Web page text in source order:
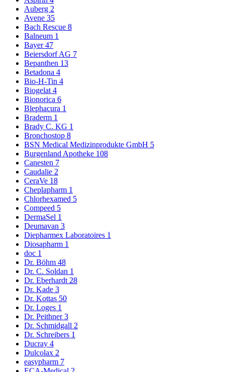
Auberg 2
Avene 35
Bach Rescue 8
Balneum 1
Bayer47
Beiersdorf AG 7
Bepanthen 13
Betadona 4
Bio-H-Tin 4
Biogelat 4
Bionorica 6
Blephacura 1
Braderm 1
Brady C. KG 1
Bronchostop 8
BSN Medical Medizinprodukte GmbH 5
Burgenland Apotheke 108
Canesten 7
Caudalie 2
CeraVe 18
Cheplapharm 1
Chlorhexamed 5
Compeed 5
DermaSel 1
Deumavan 3
Diepharmex Laboratoires 1
Diosapharm 1
doc 1
Dr. Böhm 48
Dr. C. Soldan 1
Dr. Eberhardt 28
Dr. Kade 3
Dr. Kottas 50
Dr. Loges 1
Dr. Peithner3
Dr. Schmidgall 2
Dr. Schreibers 1
Ducray 4
Dulcolax 2
easypharm 7